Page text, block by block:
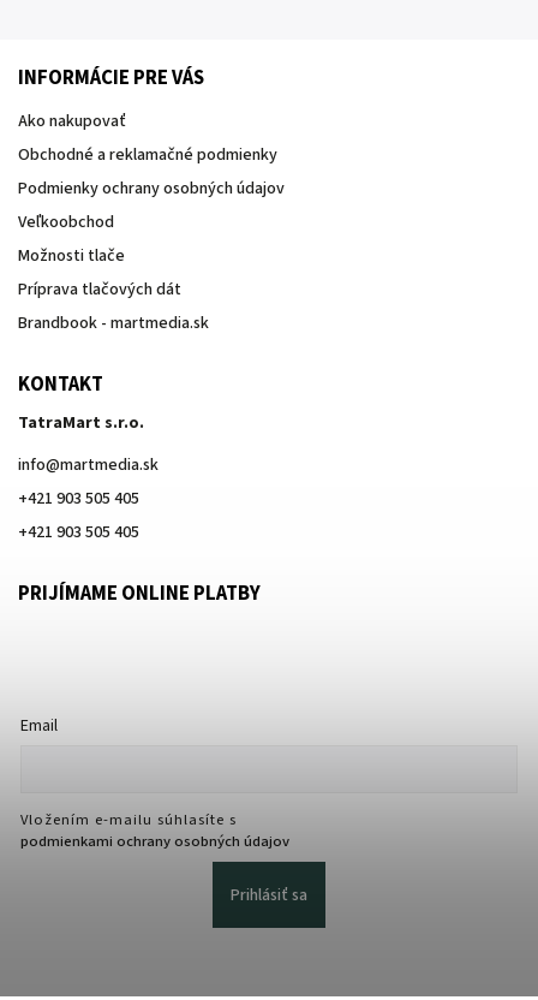
INFORMÁCIE PRE VÁS
Ako nakupovať
Obchodné a reklamačné podmienky
Podmienky ochrany osobných údajov
Veľkoobchod
Možnosti tlače
Príprava tlačových dát
Brandbook - martmedia.sk
KONTAKT
TatraMart s.r.o.
info@martmedia.sk
+421 903 505 405
+421 903 505 405
PRIJÍMAME ONLINE PLATBY
Email
Vložením e-mailu súhlasíte s
podmienkami ochrany osobných údajov
Prihlásiť sa